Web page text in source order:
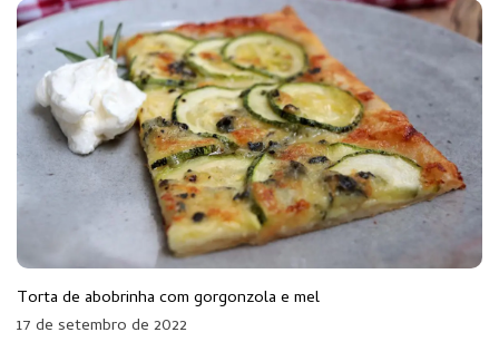
Torta de abobrinha com gorgonzola e mel
17 de setembro de 2022